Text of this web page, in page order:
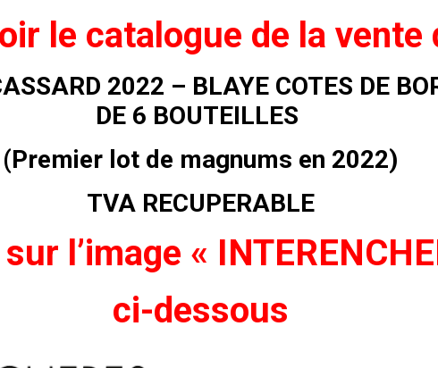
le catalogue de la vente
2022 – BLAYE COTES DE
DE 6 BOUTEILLES
(Premier lot de magnums en 2022)
TVA RECUPERABLE
l’image «
ci-dessous